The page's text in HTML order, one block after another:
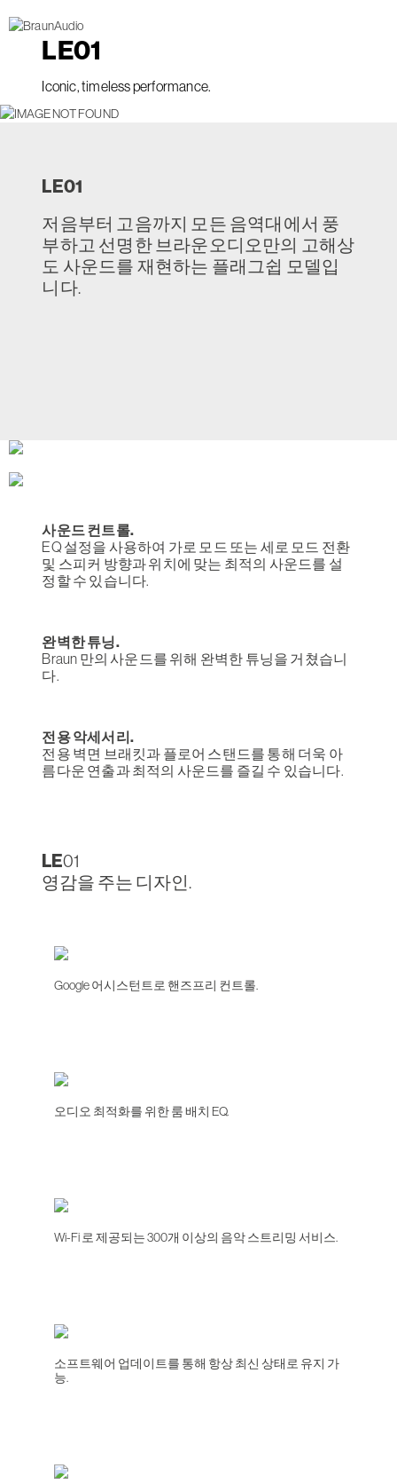
LE01
Iconic, timeless performance.
LE01
저음부터 고음까지 모든 음역대에서 풍
부하고 선명한 브라운오디오만의 고해상
도 사운드를 재현하는 플래그쉽 모델입
니다.
사운드 컨트롤.
EQ 설정을 사용하여 가로 모드 또는 세로 모드 전환
및 스피커 방향과 위치에 맞는 최적의 사운드를 설
정할 수 있습니다.
완벽한 튜닝.
Braun 만의 사운드를 위해 완벽한 튜닝을 거쳤습니
다.
전용 악세서리.
전용 벽면 브래킷과 플로어 스탠드를 통해 더욱 아
름다운 연출과 최적의 사운드를 즐길 수 있습니다.
LE01
영감을 주는 디자인.
Google 어시스턴트로 핸즈프리 컨트롤.
오디오 최적화를 위한 룸 배치 EQ.
Wi-Fi 로 제공되는 300개 이상의 음악 스트리밍 서비스.
소프트웨어 업데이트를 통해 항상 최신 상태로 유지 가
능.